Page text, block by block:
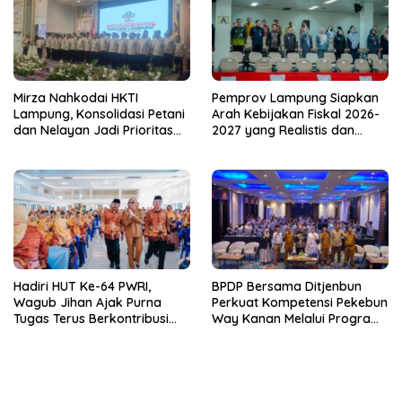
Mirza Nahkodai HKTI
Lampung, Konsolidasi Petani
dan Nelayan Jadi Prioritas
Pemprov Lampung Siapkan
Arah Kebijakan Fiskal 2026-
2027 yang Realistis dan
Hadiri HUT Ke-64 PWRI,
Wagub Jihan Ajak Purna
Tugas Terus Berkontribusi
BPDP Bersama Ditjenbun
Perkuat Kompetensi Pekebun
Way Kanan Melalui Program